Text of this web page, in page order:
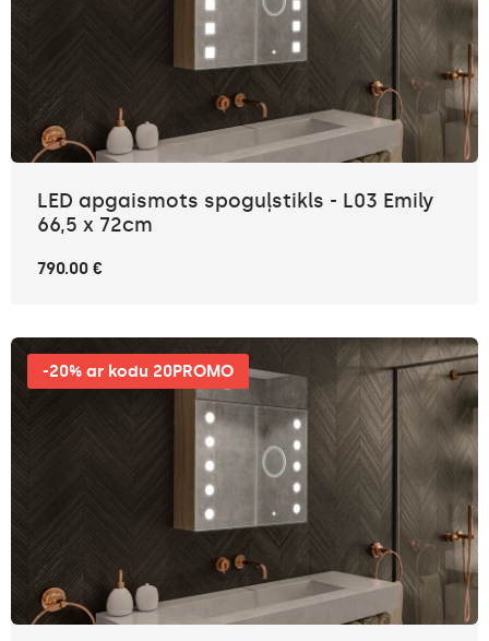
LED apgaismots spoguļstikls - L03 Emily
66,5 x 72cm
790.00 €
-20% ar kodu 20PROMO